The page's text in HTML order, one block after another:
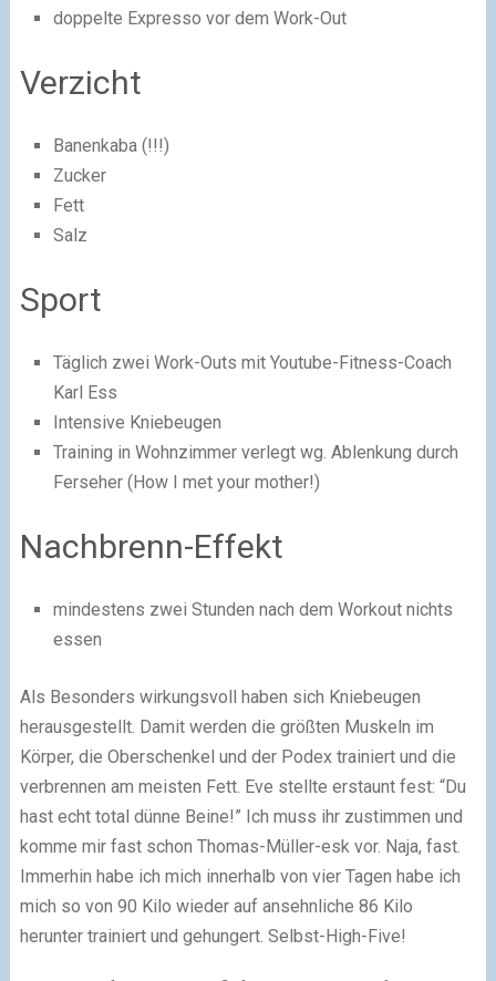
doppelte Expresso vor dem Work-Out
Verzicht
Banenkaba (!!!)
Zucker
Fett
Salz
Sport
Täglich zwei Work-Outs mit Youtube-Fitness-Coach
Karl Ess
Intensive Kniebeugen
Training in Wohnzimmer verlegt wg. Ablenkung durch
Ferseher (How I met your mother!)
Nachbrenn-Effekt
mindestens zwei Stunden nach dem Workout nichts
essen
Als Besonders wirkungsvoll haben sich Kniebeugen
herausgestellt. Damit werden die größten Muskeln im
Körper, die Oberschenkel und der Podex trainiert und die
verbrennen am meisten Fett. Eve stellte erstaunt fest: “Du
hast echt total dünne Beine!” Ich muss ihr zustimmen und
komme mir fast schon Thomas-Müller-esk vor. Naja, fast.
Immerhin habe ich mich innerhalb von vier Tagen habe ich
mich so von 90 Kilo wieder auf ansehnliche 86 Kilo
herunter trainiert und gehungert. Selbst-High-Five!